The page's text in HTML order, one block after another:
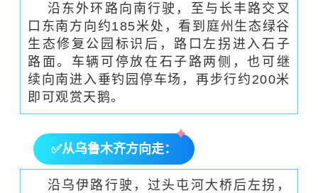
沿东外环路向南行驶，至与长丰路交叉
口东南方向约185米处，看到庭州生态绿谷
生态修复公园标识后，路口左拐进入石子
路面。车辆可停放在石子路两侧，也可继
续向南进入垂钓园停车场，再步行约200米
即可观赏天鹅。
✅从乌鲁木齐方向走：
沿乌伊路行驶，过头屯河大桥后左拐，